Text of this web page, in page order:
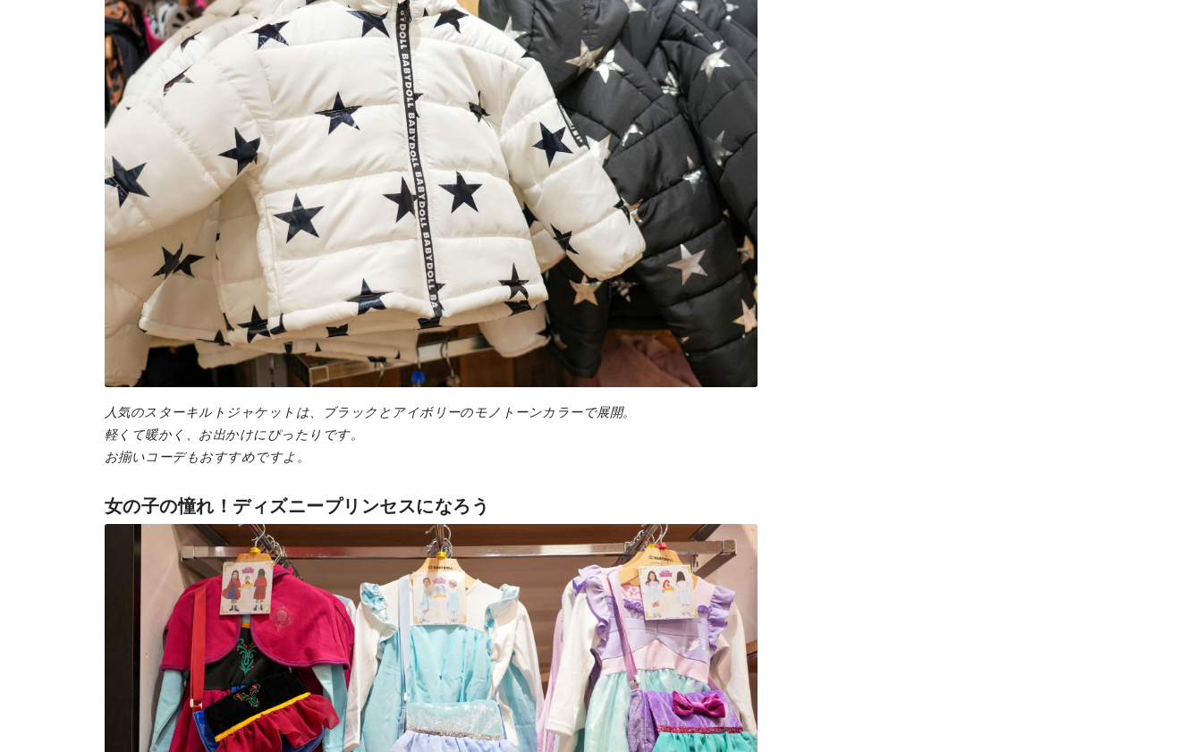
人気のスターキルトジャケットは、ブラックとアイボリーのモノトーンカラーで展開。
軽くて暖かく、お出かけにぴったりです。
お揃いコーデもおすすめですよ。
女の子の憧れ！ディズニープリンセスになろう